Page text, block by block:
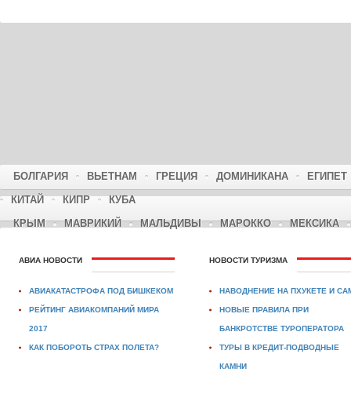
БОЛГАРИЯ ВЬЕТНАМ ГРЕЦИЯ ДОМИНИКАНА
ЕГИПЕТ
КИТАЙ
КИПР
КУБА
КРЫМ
МАВРИКИЙ МАЛЬДИВЫ МАРОККО МЕКСИКА
АВИА НОВОСТИ
АВИАКАТАСТРОФА ПОД БИШКЕКОМ
РЕЙТИНГ АВИАКОМПАНИЙ МИРА
2017
КАК ПОБОРОТЬ СТРАХ ПОЛЕТА?
НОВОСТИ ТУРИЗМА
НАВОДНЕНИЕ НА ПХУКЕТЕ И
НОВЫЕ ПРАВИЛА ПРИ
БАНКРОТСТВЕ ТУРОПЕРАТОРА
ТУРЫ В КРЕДИТ-ПОДВОДНЫЕ
КАМНИ